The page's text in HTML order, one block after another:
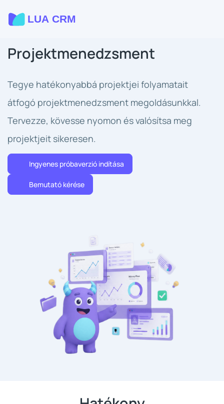
Projektmenedzsment
Tegye hatékonyabbá projektjei folyamatait
átfogó projektmenedzsment megoldásunkkal.
Tervezze, kövesse nyomon és valósítsa meg
projektjeit sikeresen.
Ingyenes próbaverzió indítása
Bemutató kérése